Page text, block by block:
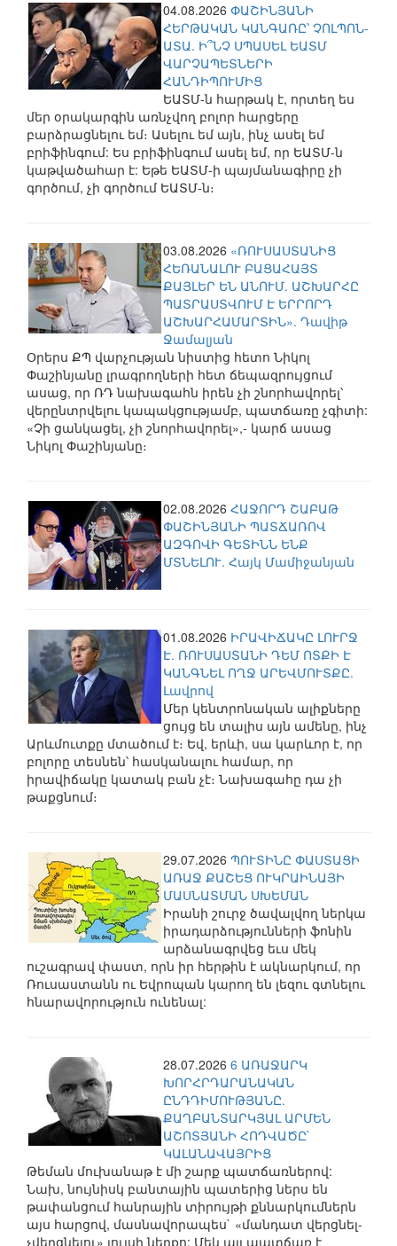
04.08.2026 ՓԱՇԻՆՅԱՆԻ
ՀԵՐԹԱԿԱՆ ԿԱՆԳԱՌԸ՝ ՉՈԼՊՈՆ-
ԱՏԱ. Ի՞ՆՉ ՍՊԱՍԵԼ ԵԱՏՄ
ՎԱՐՉԱՊԵՏՆԵՐԻ
ՀԱՆԴԻՊՈՒՄԻՑ
ԵԱՏՄ-ն հարթակ է, որտեղ ես
մեր օրակարգին առնչվող բոլոր հարցերը
բարձրացնելու եմ։ Ասելու եմ այն, ինչ ասել եմ
բրիֆինգում: Ես բրիֆինգում ասել եմ, որ ԵԱՏՄ-ն
կաթվածահար է: Եթե ԵԱՏՄ-ի պայմանագիրը չի
գործում, չի գործում ԵԱՏՄ-ն։
03.08.2026 «ՌՈՒՍԱՍՏԱՆԻՑ
ՀԵՌԱՆԱԼՈՒ ԲԱՑԱՀԱՅՏ
ՔԱՅԼԵՐ ԵՆ ԱՆՈՒՄ. ԱՇԽԱՐՀԸ
ՊԱՏՐԱՍՏՎՈՒՄ Է ԵՐՐՈՐԴ
ԱՇԽԱՐՀԱՄԱՐՏԻՆ». Դավիթ
Ջամալյան
Օրերս ՔՊ վարչության նիստից հետո Նիկոլ
Փաշինյանը լրագրողների հետ ճեպազրույցում
ասաց, որ ՌԴ նախագահն իրեն չի շնորհավորել՝
վերընտրվելու կապակցությամբ, պատճառը չգիտի:
«Չի ցանկացել, չի շնորհավորել»,- կարճ ասաց
Նիկոլ Փաշինյանը։
02.08.2026 ՀԱՋՈՐԴ ՇԱԲԱԹ
ՓԱՇԻՆՅԱՆԻ ՊԱՏՃԱՌՈՎ
ԱԶԳՈՎԻ ԳԵՏԻՆՆ ԵՆՔ
ՄՏՆԵԼՈՒ. Հայկ Մամիջանյան
01.08.2026 ԻՐԱՎԻՃԱԿԸ ԼՈՒՐՋ
Է. ՌՈՒՍԱՍՏԱՆԻ ԴԵՄ ՈՏՔԻ Է
ԿԱՆԳՆԵԼ ՈՂՋ ԱՐԵՎՄՈՒՏՔԸ.
Լավրով
Մեր կենտրոնական ալիքները
ցույց են տալիս այն ամենը, ինչ
Արևմուտքը մտածում է։ Եվ, երևի, սա կարևոր է, որ
բոլորը տեսնեն՝ հասկանալու համար, որ
իրավիճակը կատակ բան չէ։ Նախագահը դա չի
թաքցնում։
29.07.2026 ՊՈՒՏԻՆԸ ՓԱՍՏԱՑԻ
ԱՌԱՋ ՔԱՇԵՑ ՈՒԿՐԱԻՆԱՅԻ
ՄԱՍՆԱՏՄԱՆ ՍԽԵՄԱՆ
Իրանի շուրջ ծավալվող ներկա
իրադարձությունների ֆոնին
արձանագրվեց եւս մեկ
ուշագրավ փաստ, որն իր հերթին է ակնարկում, որ
Ռուսաստանն ու Եվրոպան կարող են լեզու գտնելու
հնարավորություն ունենալ:
28.07.2026 6 ԱՌԱՋԱՐԿ
ԽՈՐՀՐԴԱՐԱՆԱԿԱՆ
ԸՆԴԴԻՄՈՒԹՅԱՆԸ.
ՔԱՂԲԱՆՏԱՐԿՅԱԼ ԱՐՄԵՆ
ԱՇՈՏՅԱՆԻ ՀՈԴՎԱԾԸ`
ԿԱԼԱՆԱՎԱՅՐԻՑ
Թեման մուխանաթ է մի շարք պատճառներով:
Նախ, նույնիսկ բանտային պատերից ներս են
թափանցում հանրային տիրույթի քննարկումներն
այս հարցով, մասնավորապես` «մանդատ վերցնել-
չվերցնելու» լույսի ներքո: Մեկ այլ պատճառ է